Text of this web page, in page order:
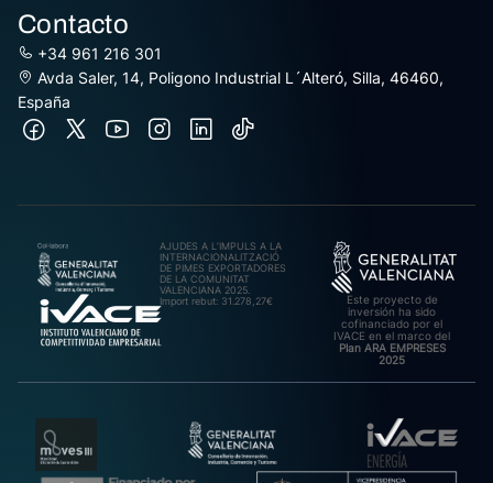
Contacto
+34 961 216 301
Avda Saler, 14, Poligono Industrial L´Alteró, Silla, 46460,
España
AJUDES A L’IMPULS A LA
INTERNACIONALITZACIÓ
DE PIMES EXPORTADORES
DE LA COMUNITAT
VALENCIANA 2025.
Import rebut: 31.278,27€
Este proyecto de
inversión ha sido
cofinanciado por el
IVACE en el marco del
Plan ARA EMPRESES
2025